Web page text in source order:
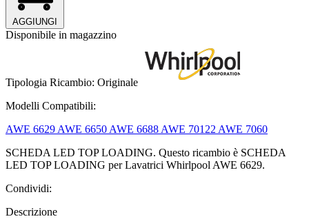
AGGIUNGI
Disponibile in magazzino
Tipologia Ricambio: Originale
Modelli Compatibili:
AWE 6629 AWE 6650 AWE 6688 AWE 70122 AWE 7060
SCHEDA LED TOP LOADING. Questo ricambio è SCHEDA
LED TOP LOADING per Lavatrici Whirlpool AWE 6629.
Condividi:
Descrizione